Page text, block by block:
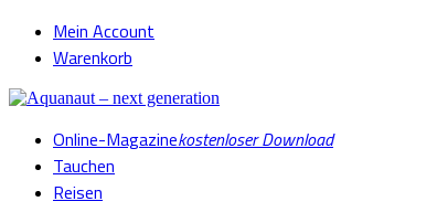
Mein Account
Warenkorb
Online-Magazinekostenloser Download
Tauchen
Reisen